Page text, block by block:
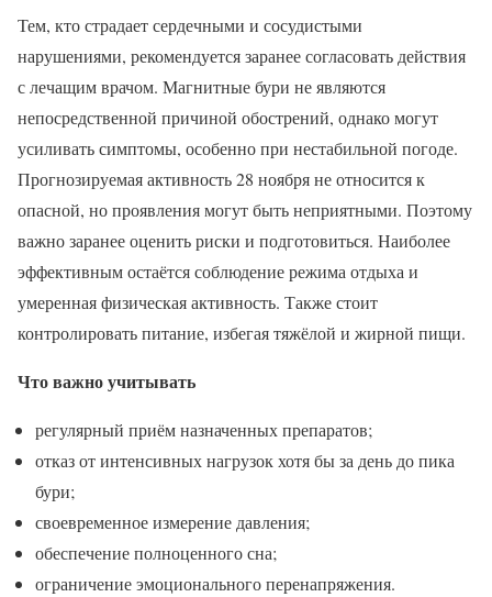
Тем, кто страдает сердечными и сосудистыми
нарушениями, рекомендуется заранее согласовать действия
с лечащим врачом. Магнитные бури не являются
непосредственной причиной обострений, однако могут
усиливать симптомы, особенно при нестабильной погоде.
Прогнозируемая активность 28 ноября не относится к
опасной, но проявления могут быть неприятными. Поэтому
важно заранее оценить риски и подготовиться. Наиболее
эффективным остаётся соблюдение режима отдыха и
умеренная физическая активность. Также стоит
контролировать питание, избегая тяжёлой и жирной пищи.
Что важно учитывать
регулярный приём назначенных препаратов;
отказ от интенсивных нагрузок хотя бы за день до пика
бури;
своевременное измерение давления;
обеспечение полноценного сна;
ограничение эмоционального перенапряжения.